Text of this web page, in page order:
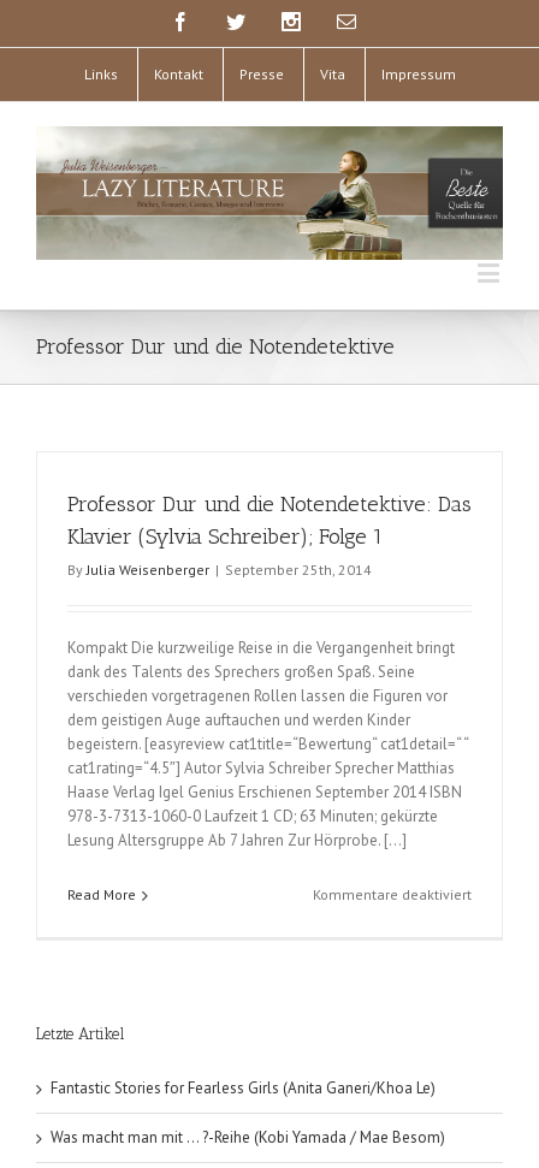
Links Kontakt Presse Vita Impressum
Professor Dur und die Notendetektive
Professor Dur und die Notendetektive: Das
Klavier (Sylvia Schreiber); Folge 1
ByJulia Weisenberger | September 25th, 2014
Kompakt Die kurzweilige Reise in die Vergangenheit bringt
dank des Talents des Sprechers großen Spaß. Seine
verschieden vorgetragenen Rollen lassen die Figuren vor
dem geistigen Auge auftauchen und werden Kinder
begeistern. [easyreview cat1title=“Bewertung“ cat1detail=“ “
cat1rating=“4.5″] Autor Sylvia Schreiber Sprecher Matthias
Haase Verlag Igel Genius Erschienen September 2014 ISBN
978-3-7313-1060-0 Laufzeit 1 CD; 63 Minuten; gekürzte
Lesung Altersgruppe Ab 7 Jahren Zur Hörprobe. […]
Read More Kommentare deaktiviertfür
1
Letzte Artikel
Fantastic Stories for Fearless Girls (Anita Ganeri/Khoa Le)
Was macht man mit … ?-Reihe (Kobi Yamada / Mae Besom)